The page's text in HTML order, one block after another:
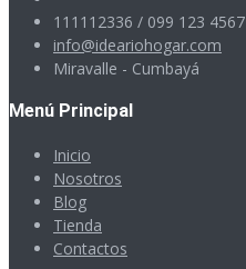
111112336 / 099 123 4567
info@ideariohogar.com
Miravalle - Cumbayá
Menú Principal
Inicio
Nosotros
Blog
Tienda
Contactos